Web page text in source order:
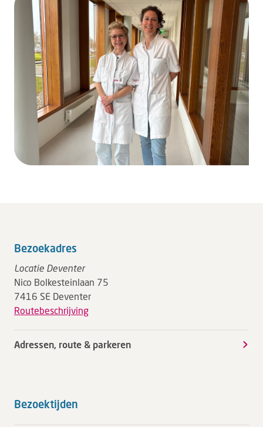
Bezoekadres
Locatie Deventer
Nico Bolkesteinlaan 75
7416 SE Deventer
Routebeschrijving
Adressen, route & parkeren
Bezoektijden